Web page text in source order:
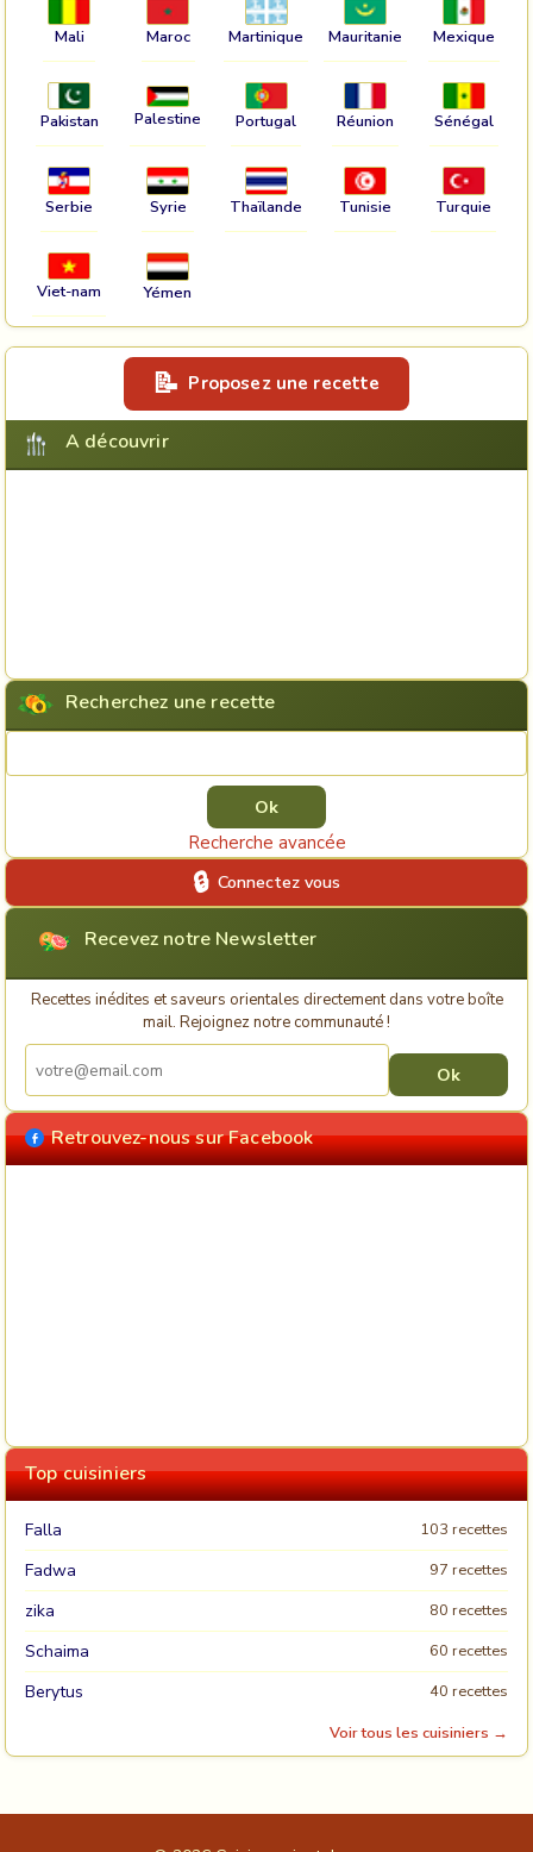
Mali Maroc Martinique Mauritanie Mexique
Pakistan Palestine Portugal Réunion Sénégal
Serbie Syrie Thaïlande Tunisie Turquie
Viet-nam Yémen
Proposez une recette
A découvrir
Recherchez une recette
Recherche avancée
Connectez vous
Recevez notre Newsletter
Recettes inédites et saveurs orientales directement dans votre boîte
mail. Rejoignez notre communauté !
Retrouvez-nous sur Facebook
Top cuisiniers
Falla 103 recettes
Fadwa 97 recettes
zika 80 recettes
Schaima 60 recettes
Berytus
40 recettes
Voir tous les cuisiniers →